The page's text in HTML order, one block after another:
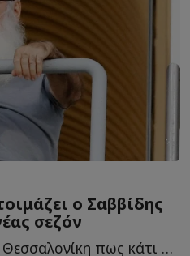
ο Σαββίδης
σεζόν
Ακούγονται πολλά στη Θεσσαλονίκη πως κάτι «περίεργο» ε...